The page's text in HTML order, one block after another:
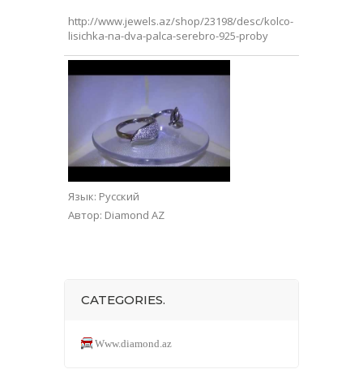
http://www.jewels.az/shop/23198/desc/kolco-
lisichka-na-dva-palca-serebro-925-proby
Язык: Русский
Автор: Diamond AZ
CATEGORIES.
Www.diamond.az